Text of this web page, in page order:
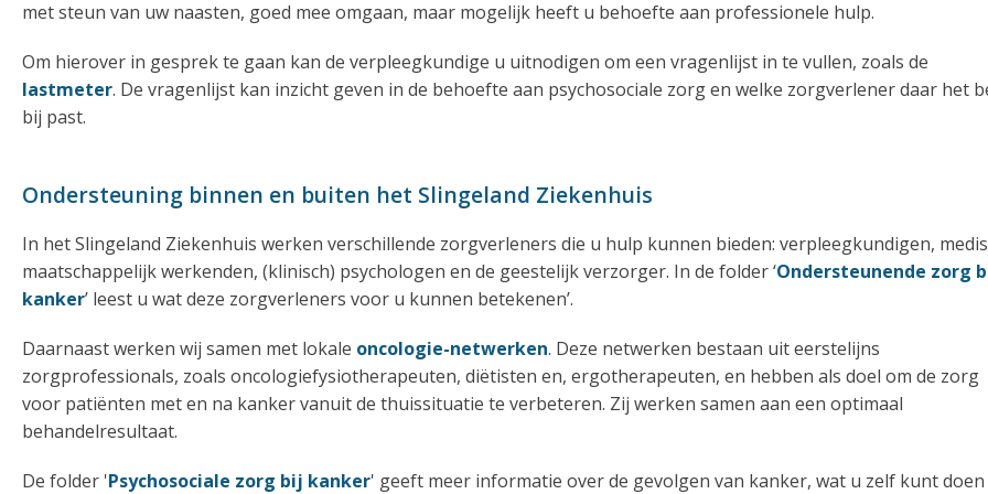
met steun van uw naasten, goed mee omgaan, maar mogelijk heeft u behoefte aan professionele hulp.
Om hierover in gesprek te gaan kan de verpleegkundige u uitnodigen om een vragenlijst in te vullen, zoals de
lastmeter. De vragenlijst kan inzicht geven in de behoefte aan psychosociale zorg en welke zorgverlener daar het
bij past.
Ondersteuning binnen en buiten het Slingeland Ziekenhuis
In het Slingeland Ziekenhuis werken verschillende zorgverleners die u hulp kunnen bieden: verpleegkundigen,
maatschappelijk werkenden, (klinisch) psychologen en de geestelijk verzorger. In de folder ‘Ondersteunende zorg
kanker’ leest u wat deze zorgverleners voor u kunnen betekenen’.
Daarnaast werken wij samen met lokale oncologie-netwerken. Deze netwerken bestaan uit eerstelijns
zorgprofessionals, zoals oncologiefysiotherapeuten, diëtisten en, ergotherapeuten, en hebben als doel om de zorg
voor patiënten met en na kanker vanuit de thuissituatie te verbeteren. Zij werken samen aan een optimaal
behandelresultaat.
De folder 'Psychosociale zorg bij kanker' geeft meer informatie over de gevolgen van kanker, wat u zelf kunt doen